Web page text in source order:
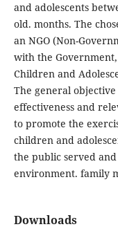
and adolescents
old. months. The
an NGO (Non-
with the
Children and
The general
effectiveness and
to promote the
children and
the public served
environment. family
Downloads